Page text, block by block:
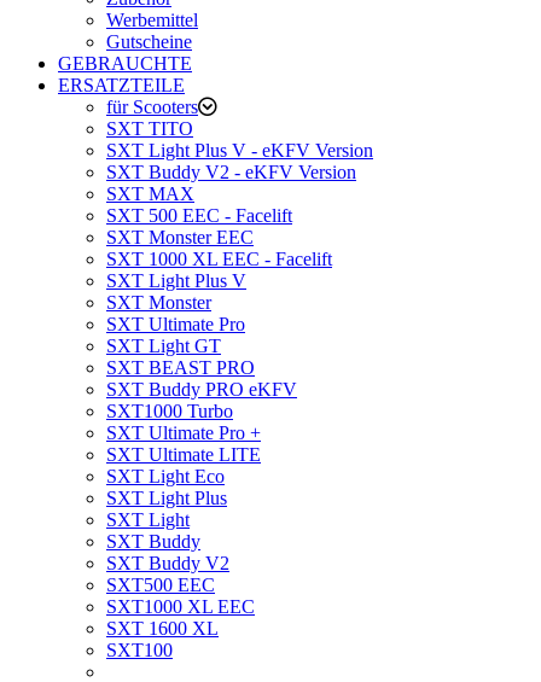
Werbemittel
Gutscheine
GEBRAUCHTE
ERSATZTEILE
für Scooters
SXT TITO
SXT Light Plus V - eKFV Version
SXT Buddy V2 - eKFV Version
SXT MAX
SXT 500 EEC - Facelift
SXT Monster EEC
SXT 1000 XL EEC - Facelift
SXT Light Plus V
SXT Monster
SXT Ultimate Pro
SXT Light GT
SXT BEAST PRO
SXT Buddy PRO eKFV
SXT1000 Turbo
SXT Ultimate Pro +
SXT Ultimate LITE
SXT Light Eco
SXT Light Plus
SXT Light
SXT Buddy
SXT Buddy V2
SXT500 EEC
SXT1000 XL EEC
SXT 1600 XL
SXT100